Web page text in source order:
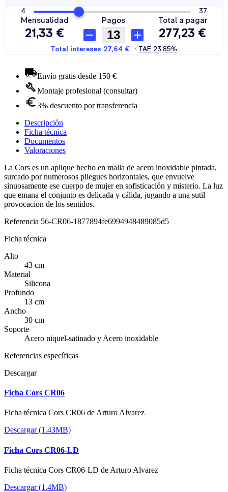
Envío gratis desde 150 €
Montaje profesional (consultar)
3% descuento por transferencia
Descripción
Ficha técnica
Documentos
Valoraciones
La Cors es un aplique hecho en malla de acero inoxidable pintada,
surcado por numerosos pliegues horizontales, que envuelve
sinuosamente ese cuerpo de mujer en sofisticación y misterio. La luz
que emana el conjunto es delicada y cálida, jugando a una sutil
provocación de los sentidos.
Referencia 56-CR06-1877894fe6994948489085d5
Ficha técnica
Alto
43 cm
Material
Silicona
Profundo
13 cm
Ancho
30 cm
Soporte
Acero niquel-satinado y Acero inoxidable
Referencias específicas
Descargar
Ficha Cors CR06
Ficha técnica Cors CR06 de Arturo Alvarez
Descargar (1.43MB)
Ficha Cors CR06-LD
Ficha técnica Cors CR06-LD de Arturo Alvarez
Descargar (1.4MB)